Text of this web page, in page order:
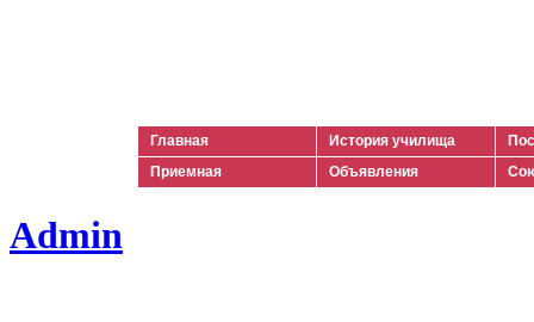
Главная История училища
Приемная
Объявления
Admin